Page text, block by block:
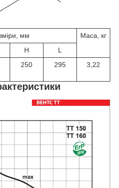
мм
Маса, кг
H
L
250 295 3,22